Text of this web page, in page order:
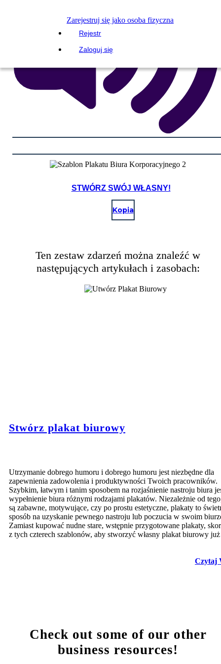
Zarejestruj się jako osoba fizyczna
Rejestr
Zaloguj się
STWÓRZ SWÓJ WŁASNY!
Kopia
Ten zestaw zdarzeń można znaleźć w
następujących artykułach i zasobach:
Stwórz plakat biurowy
Utrzymanie dobrego humoru i dobrego humoru jest niezbędne dla
zapewnienia zadowolenia i produktywności Twoich pracowników.
Szybkim, łatwym i tanim sposobem na rozjaśnienie nastroju biura
wypełnienie biura różnymi rodzajami plakatów. Niezależnie od
są zabawne, motywujące, czy po prostu estetyczne, plakaty to
sposób na uzyskanie pewnego nastroju lub poczucia w swoim
Zamiast kupować nudne stare, wstępnie przygotowane plakaty,
z tych czterech szablonów, aby stworzyć własny plakat biurowy
Czytaj
Check out some of our other
business resources!